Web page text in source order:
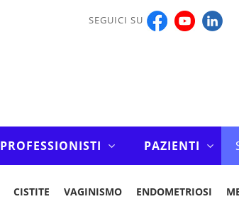
SEGUICI SU
PROFESSIONISTI PAZIENTI
CISTITE VAGINISMO ENDOMETRIOSI